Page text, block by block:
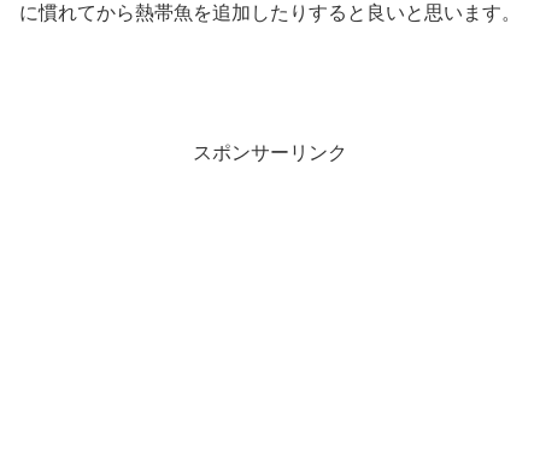
に慣れてから熱帯魚を追加したりすると良いと思います。
スポンサーリンク